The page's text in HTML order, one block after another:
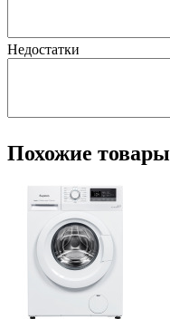
Недостатки
Похожие товары